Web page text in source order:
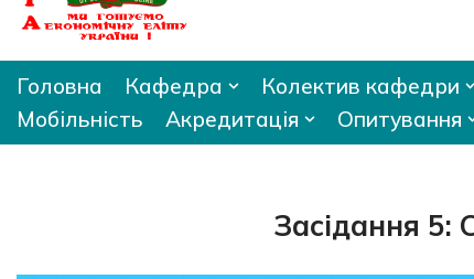
Головна Кафедра Колектив кафедри
Мобільність
Акредитація Опитування
Засідання 5: